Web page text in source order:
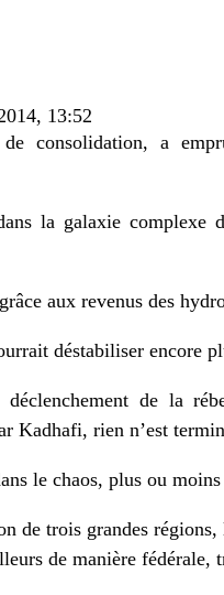
13:52
consolidation, a
la galaxie complexe
aux revenus des
déstabiliser encore
de la
Kadhafi, rien n’est
le chaos, plus ou
de trois grandes
de manière fédérale,